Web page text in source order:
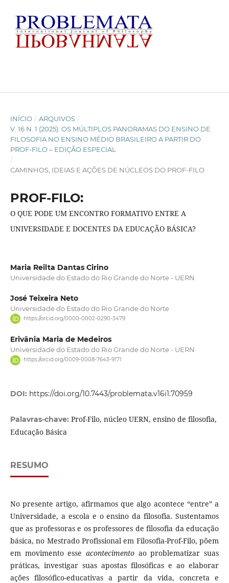
INÍCIO / ARQUIVOS /
V. 16 N. 1 (2025): OS MÚLTIPLOS PANORAMAS DO ENSINO DE
FILOSOFIA NO ENSINO MÉDIO BRASILEIRO A PARTIR DO
PROF-FILO – EDIÇÃO ESPECIAL
/
CAMINHOS, IDEIAS E AÇÕES DE NÚCLEOS DO PROF-FILO
PROF-FILO:
O QUE PODE UM ENCONTRO FORMATIVO ENTRE A
UNIVERSIDADE E DOCENTES DA EDUCAÇÃO BÁSICA?
Maria Reilta Dantas Cirino
Universidade do Estado do Rio Grande do Norte - UERN
José Teixeira Neto
Universidade do Estado do Rio Grande do Norte
https://orcid.org/0000-0002-0290-3479
Erivânia Maria de Medeiros
Universidade do Estado do Rio Grande do Norte - UERN
https://orcid.org/0009-0008-7643-9171
DOI: https://doi.org/10.7443/problemata.v16i1.70959
Palavras-chave: Prof-Filo, núcleo UERN, ensino de filosofia,
Educação Básica
RESUMO
No presente artigo, afirmamos que algo acontece “entre” a
Universidade, a escola e o ensino da filosofia. Sustentamos
que as professoras e os professores de filosofia da educação
básica, no Mestrado Profissional em Filosofia-Prof-Filo, põem
em movimento esse acontecimento ao problematizar suas
práticas, investigar suas apostas filosóficas e ao elaborar
ações filosófico-educativas a partir da vida, concreta e